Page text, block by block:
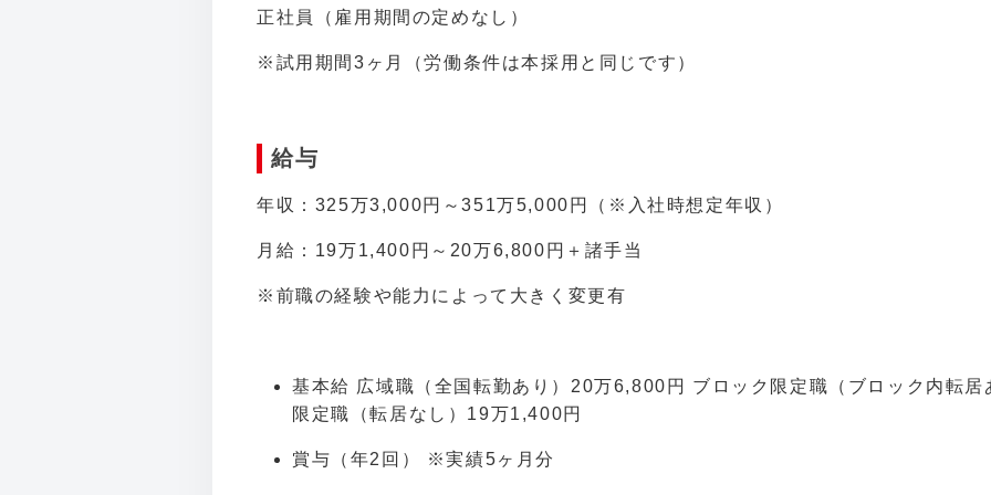
正社員（雇用期間の定めなし）
※試用期間3ヶ月（労働条件は本採用と同じです）
給与
年収：325万3,000円～351万5,000円（※入社時想定年収）
月給：19万1,400円～20万6,800円＋諸手当
※前職の経験や能力によって大きく変更有
基本給 広域職（全国転勤あり）20万6,800円 ブロック限定職（ブロック内転
限定職（転居なし）19万1,400円
賞与（年2回） ※実績5ヶ月分